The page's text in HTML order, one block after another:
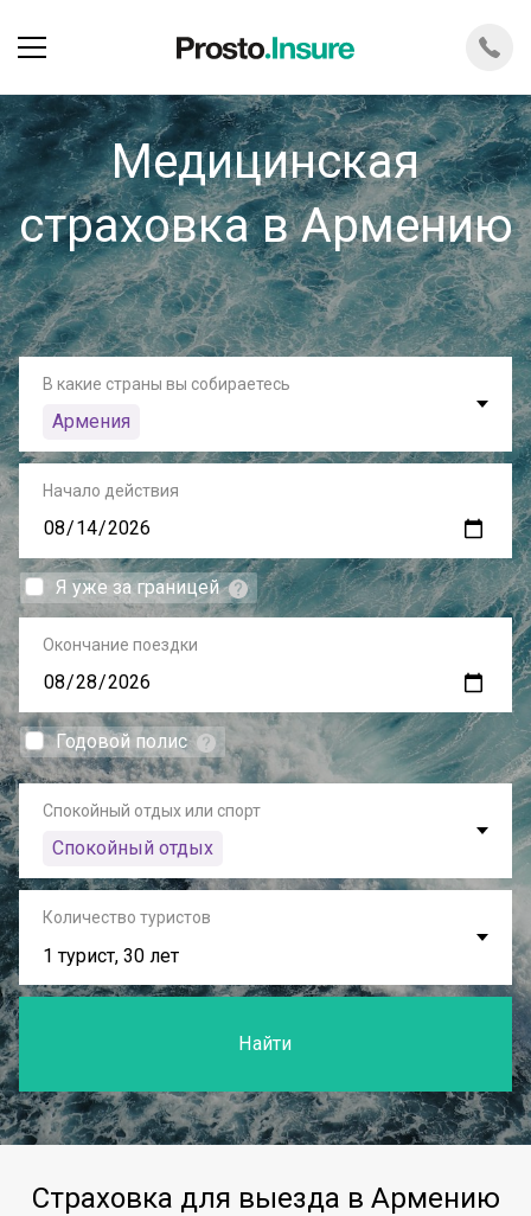
Медицинская
страховка в Армению
В какие страны вы собираетесь
Армения
Начало действия
Я уже за границей
Окончание поездки
Годовой полис
Спокойный отдых или спорт
Спокойный отдых
Количество туристов
1 турист, 30 лет
Найти
Страховка для выезда в Армению